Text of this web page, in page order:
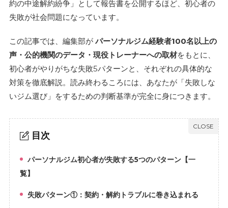
約の中途解約紛争」として報告書を公開するほど、初心者の
失敗が社会問題になっています。
この記事では、編集部が パーソナルジム経験者100名以上の
声・公的機関のデータ・現役トレーナーへの取材をもとに、
初心者がやりがちな失敗5パターンと、それぞれの具体的な
対策を徹底解説。読み終わるころには、あなたが「失敗しな
いジム選び」をするための判断基準が完全に身につきます。
目次
1.
パーソナルジム初心者が失敗する5つのパターン【一
覧】
2.
失敗パターン①：契約・解約トラブルに巻き込まれる